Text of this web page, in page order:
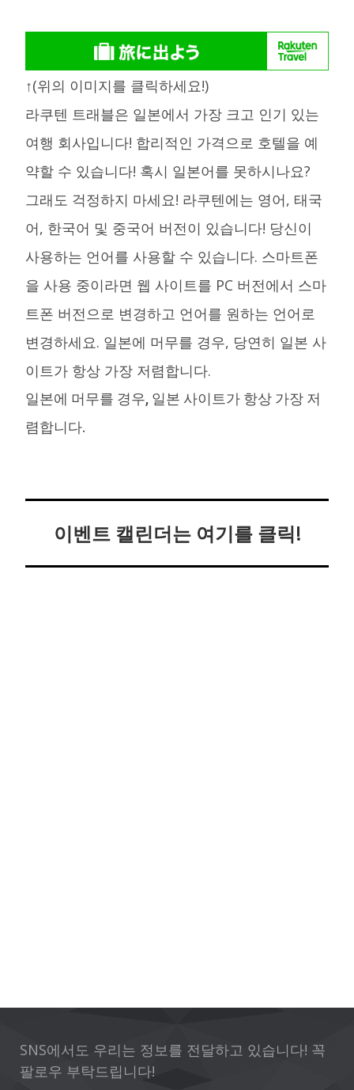
↑(위의 이미지를 클릭하세요!)
라쿠텐 트래블은 일본에서 가장 크고 인기 있는
여행 회사입니다! 합리적인 가격으로 호텔을 예
약할 수 있습니다! 혹시 일본어를 못하시나요?
그래도 걱정하지 마세요! 라쿠텐에는 영어, 태국
어, 한국어 및 중국어 버전이 있습니다! 당신이
사용하는 언어를 사용할 수 있습니다. 스마트폰
을 사용 중이라면 웹 사이트를 PC 버전에서 스마
트폰 버전으로 변경하고 언어를 원하는 언어로
변경하세요. 일본에 머무를 경우, 당연히 일본 사
이트가 항상 가장 저렴합니다.
일본에 머무를 경우, 일본 사이트가 항상 가장 저
렴합니다.
이벤트 캘린더는 여기를 클릭!
SNS에서도 우리는 정보를 전달하고 있습니다! 꼭
팔로우 부탁드립니다!